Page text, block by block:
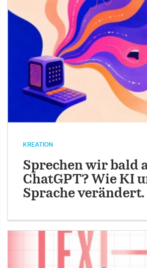
KREATION
Sprechen wir bald
ChatGPT? Wie KI
Sprache verändert.